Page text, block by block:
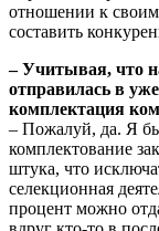
отношении к своим
составить
– Учитывая, что
отправилась в
комплектация
– Пожалуй, да. Я
комплектование
штука, что
селекционная
процент можно